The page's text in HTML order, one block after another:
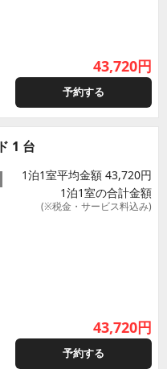
43,720円
予約する
1 台
1泊1室平均金額 43,720円
1泊1室の合計金額
(※税金・サービス料込み)
43,720円
予約する